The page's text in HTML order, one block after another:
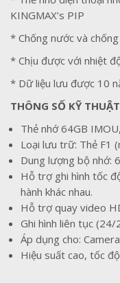
KINGMAX’s PIP
* Chống nước và
* Chịu được với nhiệt
* Dữ liệu lưu được 10
THÔNG SỐ KỸ
Thẻ nhớ 64GB
Loại lưu trữ: Thẻ F1
Dung lượng bộ nhớ:
Hỗ trợ ghi hình tốc
hành khác nhau.
Hỗ trợ quay video
Ghi hình liên tục
Áp dụng cho:
Hiệu suất cao, tốc